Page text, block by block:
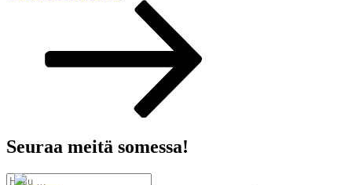
Seuraa meitä somessa!
Etsi: